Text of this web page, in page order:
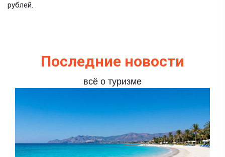
рублей.
Последние новости
всё о туризме